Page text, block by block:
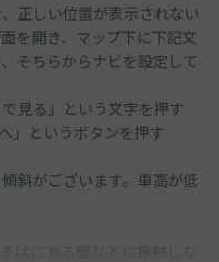
正しい位置が表示されない
を開き、マップ下に下記文
そちらからナビを設定して
見る」という文字を押す
」というボタンを押す
斜がございます。車高が低